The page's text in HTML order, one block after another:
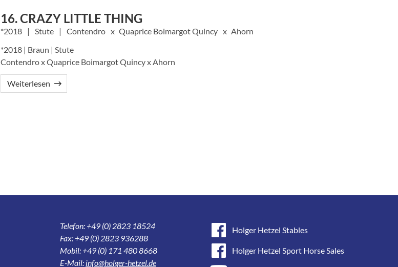
16. CRAZY LITTLE THING
2018 Stute Contendro Quaprice Boimargot Quincy
Ahorn
*2018 | Braun | Stute
Contendro x Quaprice Boimargot Quincy x Ahorn
Weiterlesen
Telefon: +49 (0) 2823 18524
Fax: +49 (0) 2823 936288
Mobil: +49 (0) 171 480 8668
E-Mail: info@holger-hetzel.de
Holger Hetzel Stables
Holger Hetzel Sport Horse Sales